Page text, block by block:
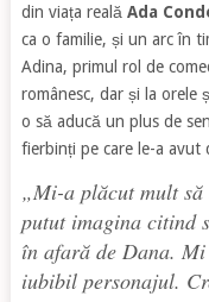
din viața reală Ada
ca o familie, și un arc în
Adina, primul rol de
românesc, dar și la orele
o să aducă un plus de
fierbinți pe care le-a avut
„Mi-a plăcut mult să
putut imagina citind
în afară de Dana.
iubibil personajul.